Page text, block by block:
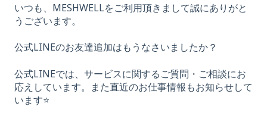
いつも、MESHWELLをご利用頂きまして誠にありがと
うございます。
公式LINEのお友達追加はもうなさいましたか？
公式LINEでは、サービスに関するご質問・ご相談にお
応えしています。また直近のお仕事情報もお知らせして
います⭐️